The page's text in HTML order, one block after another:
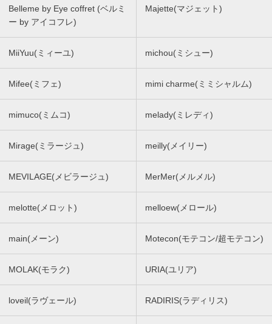
Belleme by Eye coffret (ベルミ
ー by アイコフレ)
Majette(マジェット)
MiiYuu(ミィーユ) michou(ミシュー)
Mifee(ミフェ) mimi charme(ミミシャルム)
mimuco(ミムコ) melady(ミレディ)
Mirage(ミラージュ) meilly(メイリー)
MEVILAGE(メビラージュ) MerMer(メルメル)
melotte(メロット) melloew(メロール)
main(メーン) Motecon(モテコン/超モテコン)
MOLAK(モラク) URIA(ユリア)
loveil(ラヴェール) RADIRIS(ラディリス)